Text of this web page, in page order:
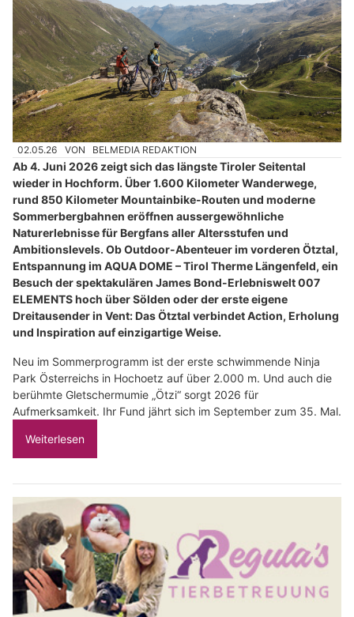
02.05.26 VON BELMEDIA REDAKTION
Ab 4. Juni 2026 zeigt sich das längste Tiroler Seitental
wieder in Hochform. Über 1.600 Kilometer Wanderwege,
rund 850 Kilometer Mountainbike-Routen und moderne
Sommerbergbahnen eröffnen aussergewöhnliche
Naturerlebnisse für Bergfans aller Altersstufen und
Ambitionslevels. Ob Outdoor-Abenteuer im vorderen Ötztal,
Entspannung im AQUA DOME – Tirol Therme Längenfeld, ein
Besuch der spektakulären James Bond-Erlebniswelt 007
ELEMENTS hoch über Sölden oder der erste eigene
Dreitausender in Vent: Das Ötztal verbindet Action, Erholung
und Inspiration auf einzigartige Weise.
Neu im Sommerprogramm ist der erste schwimmende Ninja
Park Österreichs in Hochoetz auf über 2.000 m. Und auch die
berühmte Gletschermumie „Ötzi“ sorgt 2026 für
Aufmerksamkeit. Ihr Fund jährt sich im September zum 35. Mal.
Weiterlesen